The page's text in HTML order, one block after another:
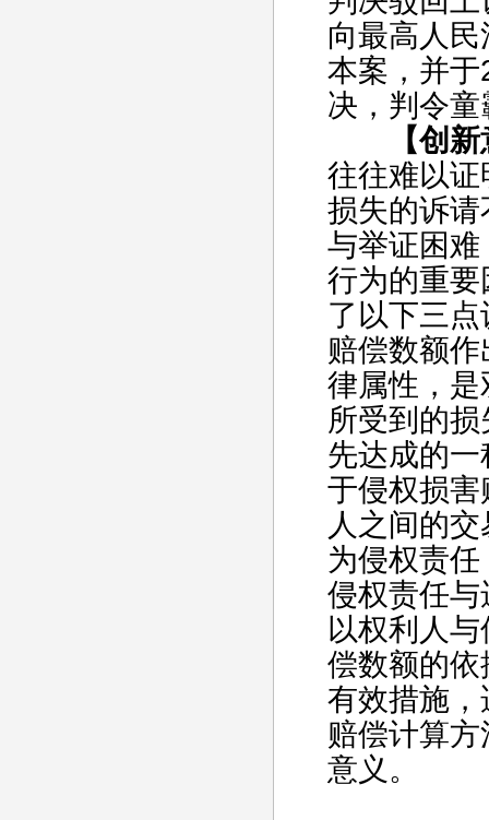
向最高人
本案，并
决，判令
【创
往往难以
损失的诉
与举证困
行为的重
了以下三
赔偿数额
律属性，
所受到的
先达成的
于侵权损
人之间的
为侵权责
侵权责任
以权利人
偿数额的
有效措施
赔偿计算
意义。